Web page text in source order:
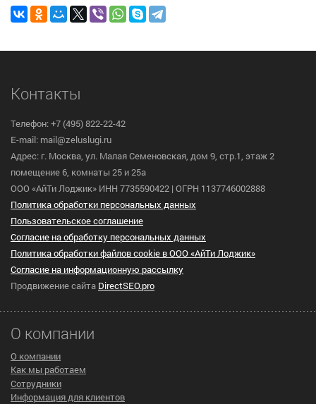
Контакты
Телефон: +7 (495) 822-22-42
E-mail: mail@zeluslugi.ru
Адрес: г. Москва, ул. Малая Семеновская, дом 9, стр.1, этаж 2
помещение 6, комнаты 25 и 25а
ООО «АйТи Лоджик» ИНН 7735590422 | ОГРН 1137746002888
Политика обработки персональных данных
Пользовательское cоглашение
Согласие на обработку персональных данных
Политика обработки файлов cookie в ООО «АйТи Лоджик»
Согласие на информационную рассылку
Продвижение сайта DirectSEO.pro
О компании
О компании
Как мы работаем
Сотрудники
Информация для клиентов